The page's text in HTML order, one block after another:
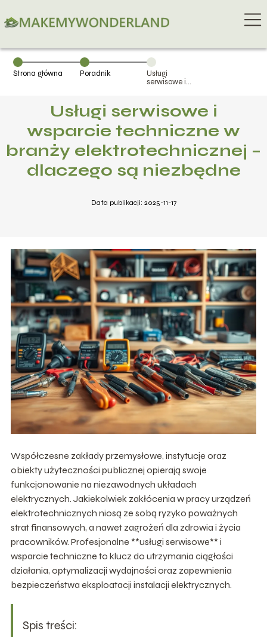
Strona główna Poradnik
Usługi
serwisowe i
branży
elektrotechnicznej
– dlaczego są
niezbędne
Usługi serwisowe i
wsparcie techniczne w
branży elektrotechnicznej –
dlaczego są niezbędne
Data publikacji: 2025-11-17
Współczesne zakłady przemysłowe, instytucje oraz
obiekty użyteczności publicznej opierają swoje
funkcjonowanie na niezawodnych układach
elektrycznych. Jakiekolwiek zakłócenia w pracy urządzeń
elektrotechnicznych niosą ze sobą ryzyko poważnych
strat finansowych, a nawet zagrożeń dla zdrowia i życia
pracowników. Profesjonalne **usługi serwisowe** i
wsparcie techniczne to klucz do utrzymania ciągłości
działania, optymalizacji wydajności oraz zapewnienia
bezpieczeństwa eksploatacji instalacji elektrycznych.
Spis treści: